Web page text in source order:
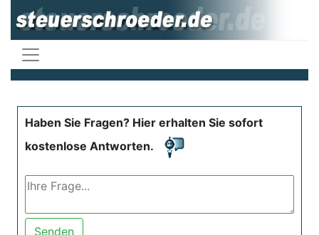
Haben Sie Fragen? Hier erhalten Sie sofort
kostenlose Antworten.
Senden